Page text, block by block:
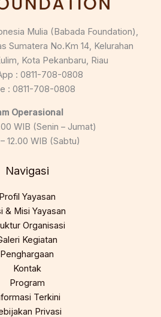
Mulia (Babada Foundation),
Sumatera No.Km 14, Kelurahan
Kota Pekanbaru, Riau
: 0811-708-0808
: 0811-708-0808
Operasional
WIB (Senin – Jumat)
12.00 WIB (Sabtu)
Navigasi
Profil Yayasan
& Misi Yayasan
Organisasi
Kegiatan
Penghargaan
Kontak
Program
Terkini
Privasi